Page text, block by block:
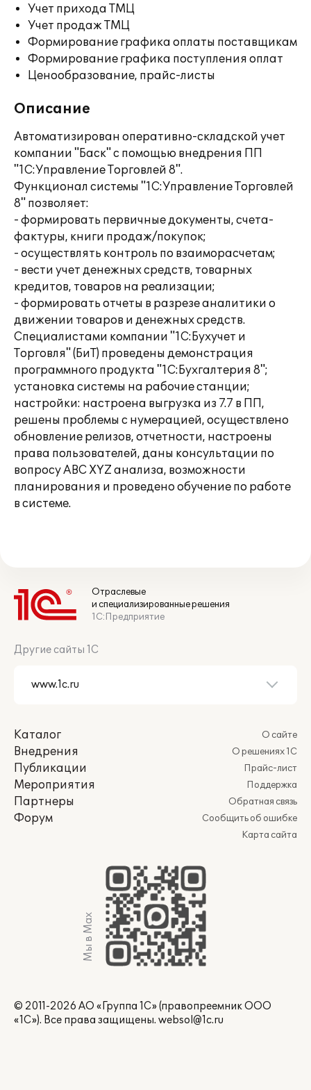
Учет прихода ТМЦ
Учет продаж ТМЦ
Формирование графика оплаты поставщикам
Формирование графика поступления оплат
Ценообразование, прайс-листы
Описание
Автоматизирован оперативно-складской учет
компании "Баск" с помощью внедрения ПП
"1С:Управление Торговлей 8".
Функционал системы "1С:Управление Торговлей
8" позволяет:
- формировать первичные документы, счета-
фактуры, книги продаж/покупок;
- осуществлять контроль по взаиморасчетам;
- вести учет денежных средств, товарных
кредитов, товаров на реализации;
- формировать отчеты в разрезе аналитики о
движении товаров и денежных средств.
Специалистами компании "1С:Бухучет и
Торговля" (БиТ) проведены демонстрация
программного продукта "1С:Бухгалтерия 8";
установка системы на рабочие станции;
настройки: настроена выгрузка из 7.7 в ПП,
решены проблемы с нумерацией, осуществлено
обновление релизов, отчетности, настроены
права пользователей, даны консультации по
вопросу ABC XYZ анализа, возможности
планирования и проведено обучение по работе
в системе.
Отраслевые
и специализированные решения
1С:Предприятие
Другие сайты 1С
Каталог
Внедрения
Публикации
Мероприятия
Партнеры
Форум
О сайте
О решениях 1С
Прайс-лист
Поддержка
Обратная связь
Сообщить об ошибке
Карта сайта
Мы в Max
© 2011-2026 АО «Группа 1С» (правопреемник ООО
«1С»). Все права защищены. websol@1c.ru